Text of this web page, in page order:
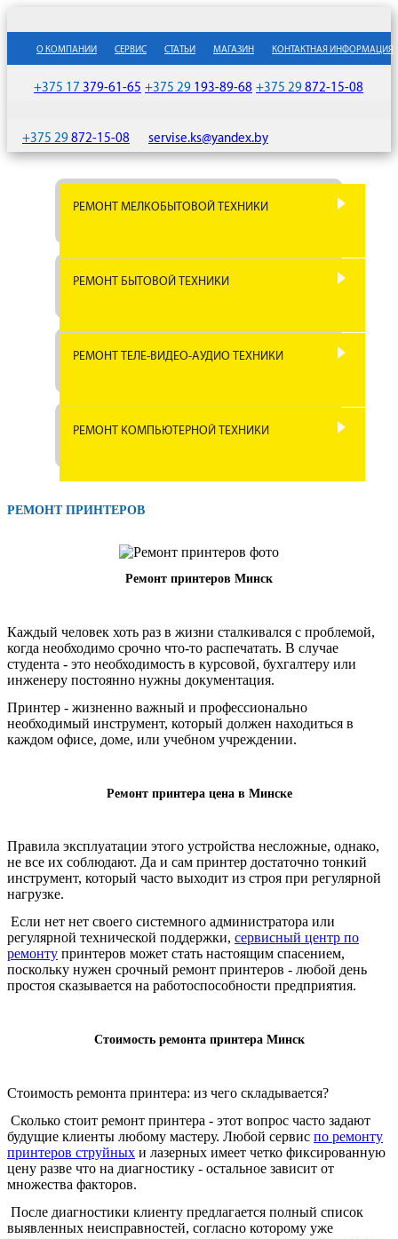
О КОМПАНИИ СЕРВИС СТАТЬИ МАГАЗИН КОНТАКТНАЯ ИНФОРМАЦИЯ
+375 17 379-61-65 +375 29 193-89-68 +375 29872-15-08
+375 29872-15-08 servise.ks@yandex.by
РЕМОНТ МЕЛКОБЫТОВОЙ ТЕХНИКИ
РЕМОНТ ПЫЛЕСОСОВ
РЕМОНТ МИКСЕРОВ
РЕМОНТ МЯСОРУБОК
РЕМОНТ УТЮГОВ
РЕМОНТ ЭЛЕКТРОЧАЙНИКОВ
РЕМОНТ КУХОННЫХ КОМБАЙНОВ
РЕМОНТ ЭЛЕКТРОМАССАЖЕРОВ
РЕМОНТ БЛИННИЦЫ
РЕМОНТ ВЕСОВ
РЕМОНТ БРИТВ И ЭПИЛЯТОРОВ
РЕМОНТ УВЛАЖНИТЕЛЕЙ ВОЗДУХА
РЕМОНТ ВЕНТИЛЯТОРОВ
РЕМОНТ ОБОГРЕВАТЕЛЕЙ
РЕМОНТ ПАРОГЕНЕРАТОРОВ В
МИНСКЕ
РЕМОНТ БЫТОВОЙ ТЕХНИКИ
РЕМОНТ МУЛЬТИВАРОК
РЕМОНТ КОФЕВАРОК И
РЕМОНТ ЭЛЕКТРИЧЕСКИХ
ВАРОЧНЫХ ПАНЕЛЕЙ
РЕМОНТ ЭЛЕКТРОМОТОЦИКЛОВ
РЕМОНТ ЭЛЕКТРОВЕЛОСИПЕДОВ
РЕМОНТ ТЕЛЕ-ВИДЕО-АУДИО ТЕХНИКИ
РЕМОНТ АВТОАКУСТИКИ
РЕМОНТ DVD ПРОИГРЫВАТЕЛЕЙ
РЕМОНТ САБВУФЕРОВ
РЕМОНТ ВИДЕОКАМЕР
РЕМОНТ РАДИОСТАНЦИЙ
РЕМОНТ РАДИОМИКРОФОНОВ
РЕМОНТ ДОМАШНИХ КИНОТЕАТРОВ
АКУСТИЧЕСКИХ СИСТЕМ
РЕМОНТ КОМПЬЮТЕРНОЙ ТЕХНИКИ
РЕМОНТ МОНИТОРОВ
РЕМОНТ БЛОКА ПИТАНИЯ
РЕМОНТ АКУСТИКИ
УСТАНОВКА ПО
РЕМОНТ ИБП
РЕМОНТ ФАКСОВ
РЕМОНТ ПРИНТЕРОВ ШТРИХ-КОДОВ
РЕМОНТ APPLE
РЕМОНТ ПРИНТЕРОВ
Ремонт принтеров Минск
Каждый человек хоть раз в жизни сталкивался с проблемой,
когда необходимо срочно что-то распечатать. В случае
студента - это необходимость в курсовой, бухгалтеру или
инженеру постоянно нужны документация.
Принтер - жизненно важный и профессионально
необходимый инструмент, который должен находиться в
каждом офисе, доме, или учебном учреждении.
Ремонт принтера цена в Минске
Правила эксплуатации этого устройства несложные, однако,
не все их соблюдают. Да и сам принтер достаточно тонкий
инструмент, который часто выходит из строя при регулярной
нагрузке.
Если нет нет своего системного администратора или
регулярной технической поддержки, сервисный центр по
ремонту принтеров может стать настоящим спасением,
поскольку нужен срочный ремонт принтеров - любой день
простоя сказывается на работоспособности предприятия.
Стоимость ремонта принтера Минск
Стоимость ремонта принтера: из чего складывается?
Сколько стоит ремонт принтера - этот вопрос часто задают
будущие клиенты любому мастеру. Любой сервис по ремонту
принтеров струйных и лазерных имеет четко фиксированную
цену разве что на диагностику - остальное зависит от
множества факторов.
После диагностики клиенту предлагается полный список
выявленных неисправностей, согласно которому уже